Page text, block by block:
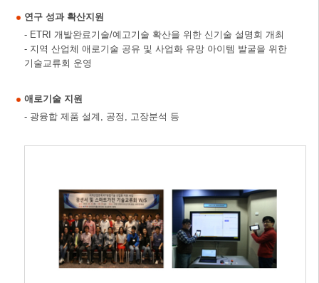
연구 성과 확산지원
- ETRI 개발완료기술/예고기술 확산을 위한 신기술 설명회 개최
- 지역 산업체 애로기술 공유 및 사업화 유망 아이템 발굴을 위한
기술교류회 운영
애로기술 지원
- 광융합 제품 설계, 공정, 고장분석 등